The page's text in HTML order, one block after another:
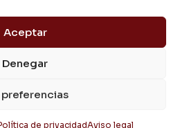
Aceptar
Denegar
preferencias
de privacidadAviso legal
Condiciones de Uso